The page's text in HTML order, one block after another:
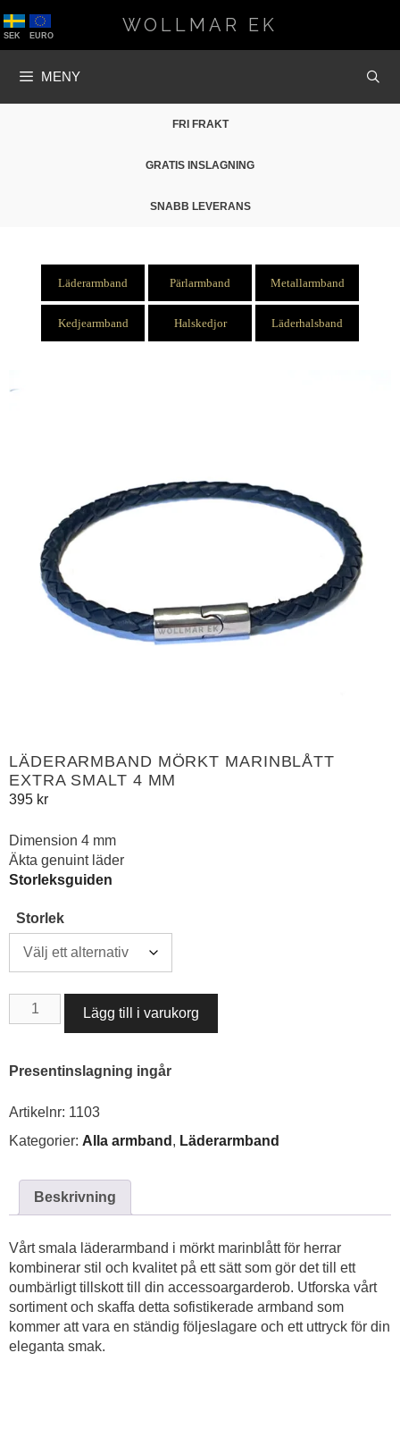
till
innehåll
SEK EURO WOLLMAR EK
MENY
FRI FRAKT
GRATIS INSLAGNING
SNABB LEVERANS
Läderarmband Pärlarmband Metallarmband
Kedjearmband Halskedjor Läderhalsband
LÄDERARMBAND MÖRKT MARINBLÅTT
EXTRA SMALT 4 MM
395 kr
Dimension 4 mm
Äkta genuint läder
Storleksguiden
Storlek
LÄDERARMBAND
MÖRKT
SMALT
MM
mängd
Lägg till i varukorg
Presentinslagning ingår
Artikelnr: 1103
Kategorier: Alla armband , Läderarmband
Beskrivning
Vårt smala läderarmband i mörkt marinblått för herrar
kombinerar stil och kvalitet på ett sätt som gör det till ett
oumbärligt tillskott till din accessoargarderob. Utforska vårt
sortiment och skaffa detta sofistikerade armband som
kommer att vara en ständig följeslagare och ett uttryck för din
eleganta smak.